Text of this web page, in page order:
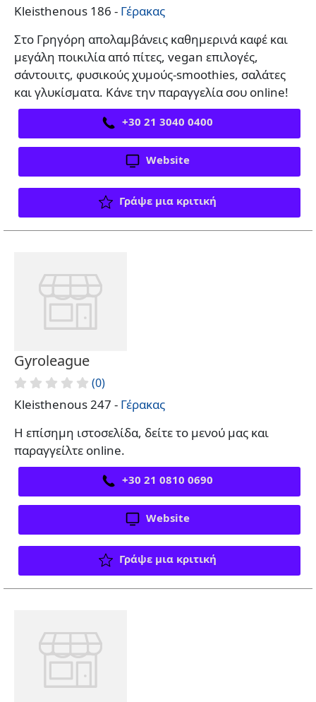
Kleisthenous 186 - Γέρακας
Στο Γρηγόρη απολαμβάνεις καθημερινά καφέ και
μεγάλη ποικιλία από πίτες, vegan επιλογές,
σάντουιτς, φυσικούς χυμούς-smoothies, σαλάτες
και γλυκίσματα. Κάνε την παραγγελία σου online!
+30 21 3040 0400
Website
Γράψε μια κριτική
Gyroleague
(0)
Kleisthenous 247 - Γέρακας
Η επίσημη ιστοσελίδα, δείτε το μενού μας και
παραγγείλτε online.
+30 21 0810 0690
Website
Γράψε μια κριτική